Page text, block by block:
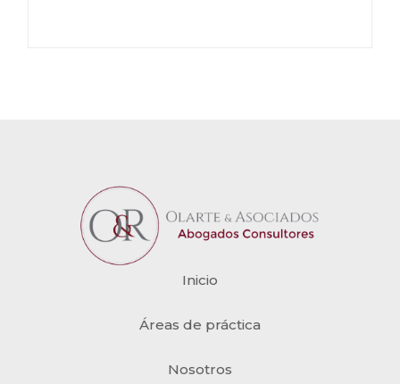
Inicio
Áreas de práctica
Nosotros